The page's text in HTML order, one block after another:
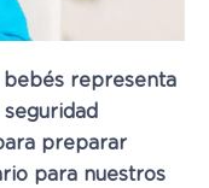
representa
preparar
para nuestros